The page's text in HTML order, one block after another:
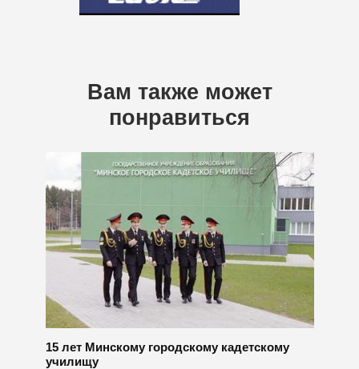
Вам также может
понравиться
15 лет Минскому городскому кадетскому
училищу